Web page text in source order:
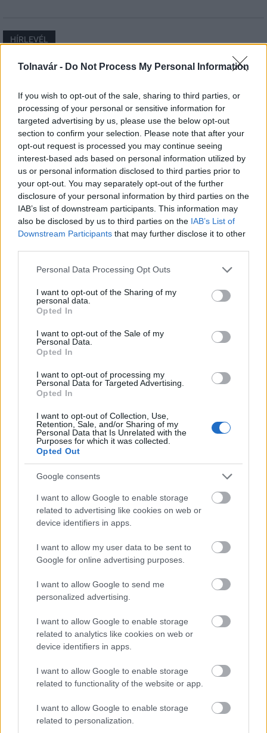
Tolnavár - Do Not Process My Personal Information
If you wish to opt-out of the sale, sharing to third parties, or
processing of your personal or sensitive information for
targeted advertising by us, please use the below opt-out
section to confirm your selection. Please note that after your
opt-out request is processed you may continue seeing
interest-based ads based on personal information utilized by
us or personal information disclosed to third parties prior to
your opt-out. You may separately opt-out of the further
disclosure of your personal information by third parties on the
IAB’s list of downstream participants. This information may
also be disclosed by us to third parties on the IAB’s List of
Downstream Participants that may further disclose it to other
Please note that this website/app uses one or more Google
not limited to your visit or usage behaviour. You may click to
grant or deny consent to Google and its third-party tags to
use your data for below specified purposes in below Google
consent section.
Personal Data Processing Opt Outs
I want to opt-out of the Sharing of my
personal data.
Opted In
I want to opt-out of the Sale of my
Personal Data.
Opted In
I want to opt-out of processing my
Personal Data for Targeted Advertising.
Opted In
I want to opt-out of Collection, Use,
Retention, Sale, and/or Sharing of my
Personal Data that Is Unrelated with the
Purposes for which it was collected.
Opted Out
Google consents
I want to allow Google to enable storage
related to advertising like cookies on web or
device identifiers in apps.
I want to allow my user data to be sent to
Google for online advertising purposes.
I want to allow Google to send me
personalized advertising.
I want to allow Google to enable storage
related to analytics like cookies on web or
device identifiers in apps.
I want to allow Google to enable storage
related to functionality of the website or app.
I want to allow Google to enable storage
related to personalization.
HÍRLEVÉL
Név
E-mail cím
Feliratkozom a hírlevélre és elfogadom azadatvédelmi
szabályzatot!
FELIRATKOZÁS
LEGFRISSEBB
Országos hírek oktatás továbbképzés
Kecskeméten is szakirányú
továbbképzésekkel erősít a Gál Ferenc
A LAKOSSÁGRA IS FONTOS SZEREP HÁRUL A
SZÚNYOGINVÁZIÓ ELKERÜLÉSÉBEN
Országos hírek
Túlfogyasztás napja - július 30-ra felhasználta az
emberiség a Föld egész évre elegendő erőforrásait
Ma van idén a túlfogyasztás világnapja: az emberiség eddigre
használta fel mindazokat a természeti erőforrásokat, amelyeket
ökológiai értelemben már „hitelből élünk” – hívta fel a figyelmet
közleményében a WWF Magyarország.
Helyi hírek
SZEPTEMBERIG ÉLVEZHETJÜK
HIRDETÉS